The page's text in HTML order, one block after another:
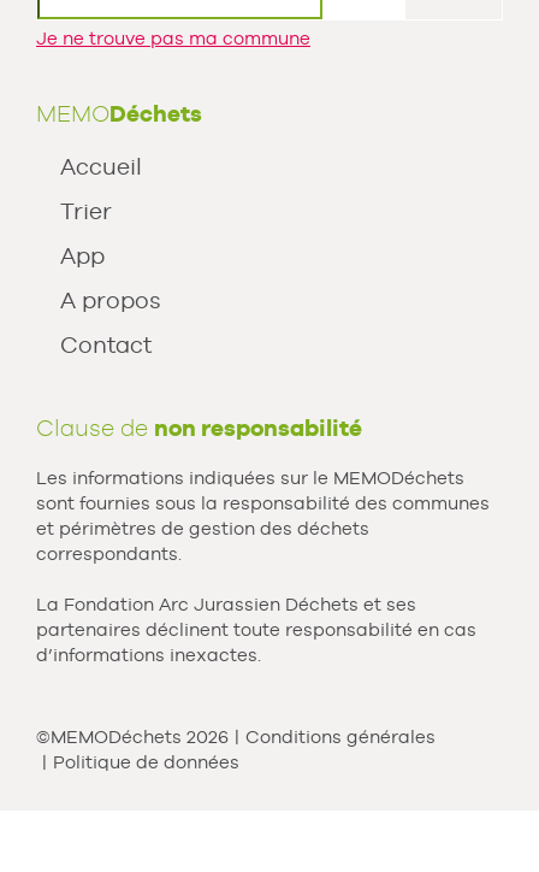
Je ne trouve pas ma commune
MEMODéchets
Accueil
Trier
App
A propos
Contact
Clause de non responsabilité
Les informations indiquées sur le MEMODéchets
sont fournies sous la responsabilité des communes
et périmètres de gestion des déchets
correspondants.
La Fondation Arc Jurassien Déchets et ses
partenaires déclinent toute responsabilité en cas
d’informations inexactes.
©MEMODéchets 2026
Conditions générales
Politique de données